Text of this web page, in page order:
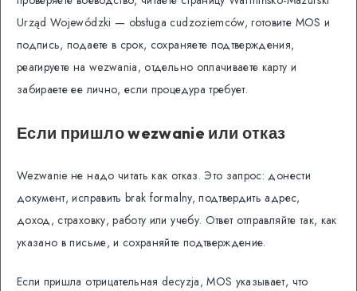
Urząd Wojewódzki — obsługa cudzoziemców, готовите MOS и
подпись, подаете в срок, сохраняете подтверждения,
реагируете на wezwania, отдельно оплачиваете карту и
забираете ее лично, если процедура требует.
Если пришло wezwanie или отказ
Wezwanie не надо читать как отказ. Это запрос: донести
документ, исправить brak formalny, подтвердить адрес,
доход, страховку, работу или учебу. Ответ отправляйте так, как
указано в письме, и сохраняйте подтверждение.
Если пришла отрицательная decyzja, MOS указывает, что